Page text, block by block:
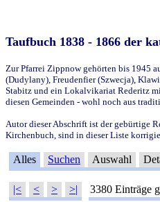
Taufbuch 1838 - 1866 der
Zur Pfarrei Zippnow gehörten bis 1945
(Dudylany), Freudenfier (Szwecja),
Stabitz und ein Lokalvikariat Rederitz
diesen Gemeinden - wohl noch aus
Autor dieser Abschrift ist der gebürtige
Kirchenbuch, sind in dieser Liste
Alles Suchen Auswahl
|< < > >| 3380 Einträge